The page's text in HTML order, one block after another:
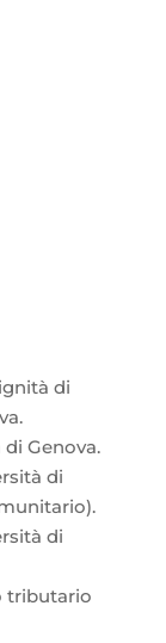
di
di Genova.
di
di
tributario